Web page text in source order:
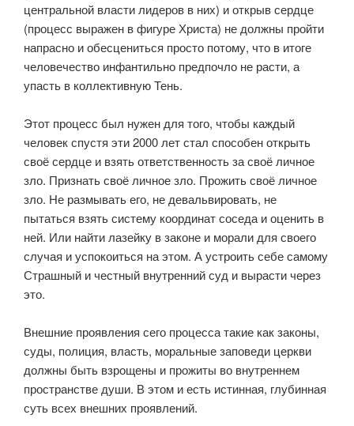
центральной власти лидеров в них) и открыв сердце
(процесс выражен в фигуре Христа) не должны пройти
напрасно и обесцениться просто потому, что в итоге
человечество инфантильно предпочло не расти, а
упасть в коллективную Тень.
Этот процесс был нужен для того, чтобы каждый
человек спустя эти 2000 лет стал способен открыть
своё сердце и взять ответственность за своё личное
зло. Признать своё личное зло. Прожить своё личное
зло. Не размывать его, не девальвировать, не
пытаться взять систему координат соседа и оценить в
ней. Или найти лазейку в законе и морали для своего
случая и успокоиться на этом. А устроить себе самому
Страшный и честный внутренний суд и вырасти через
это.
Внешние проявления сего процесса такие как законы,
суды, полиция, власть, моральные заповеди церкви
должны быть взрощены и прожиты во внутреннем
пространстве души. В этом и есть истинная, глубинная
суть всех внешних проявлений.